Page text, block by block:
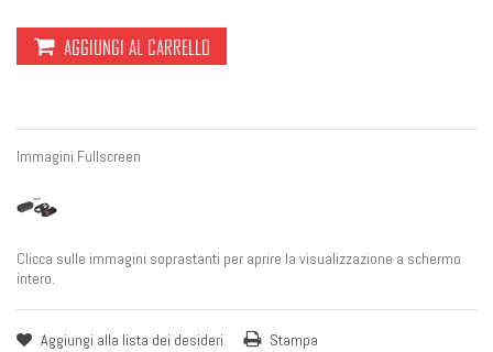
AGGIUNGI AL CARRELLO
Immagini Fullscreen
Clicca sulle immagini soprastanti per aprire la visualizzazione a schermo
intero.
Aggiungi alla lista dei desideri Stampa